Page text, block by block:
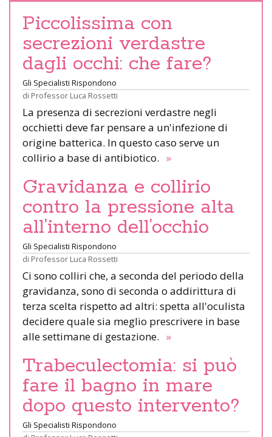
Piccolissima con
secrezioni verdastre
dagli occhi: che fare?
Gli Specialisti Rispondono
di Professor Luca Rossetti
La presenza di secrezioni verdastre negli
occhietti deve far pensare a un'infezione di
origine batterica. In questo caso serve un
collirio a base di antibiotico. »
Gravidanza e collirio
contro la pressione alta
all’interno dell’occhio
Gli Specialisti Rispondono
di Professor Luca Rossetti
Ci sono colliri che, a seconda del periodo della
gravidanza, sono di seconda o addirittura di
terza scelta rispetto ad altri: spetta all'oculista
decidere quale sia meglio prescrivere in base
alle settimane di gestazione. »
Trabeculectomia: si può
fare il bagno in mare
dopo questo intervento?
Gli Specialisti Rispondono